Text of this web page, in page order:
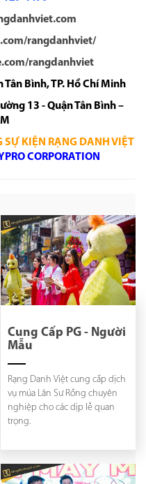
rangdanhviet/
rangdanhviet
Bình, TP. Hồ Chí Minh
13 - Quận Tân Bình –
SỰ KIỆN RẠNG DANH VIỆT
CORPORATION
Cung Cấp PG - Người
Mẫu
Rạng Danh Việt cung cấp dịch
vụ múa Lân Sư Rồng chuyên
nghiệp cho các dịp lễ quan
trọng.